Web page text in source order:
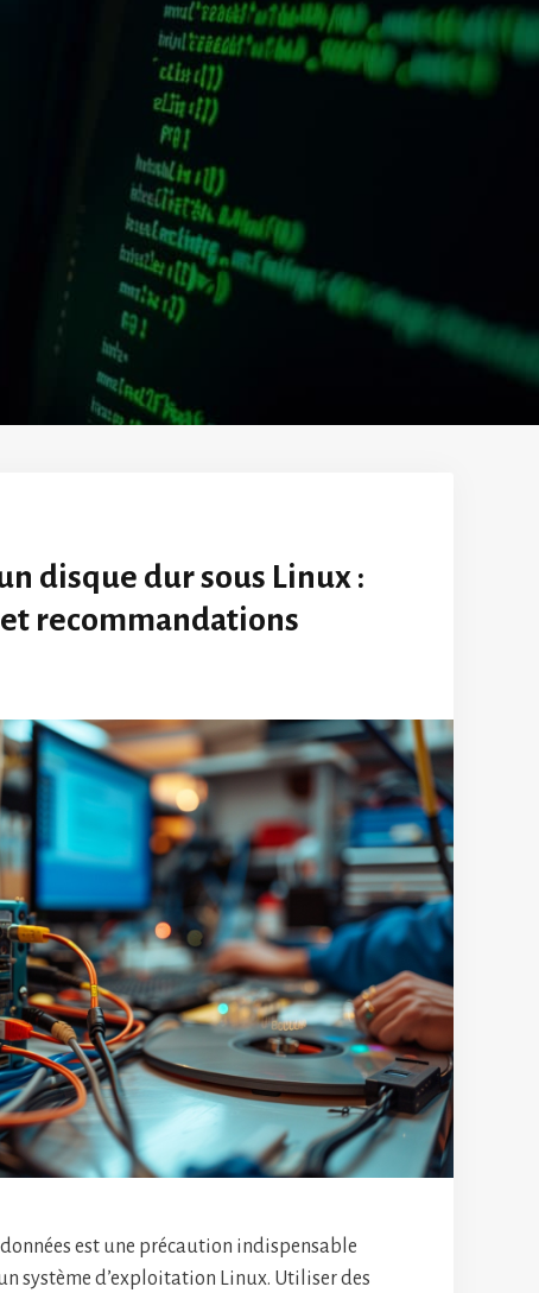
disque dur sous Linux :
recommandations
est une précaution indispensable
système d’exploitation Linux. Utiliser des